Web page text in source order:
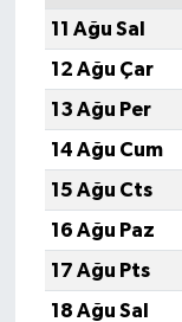
11 Ağu Sal
12 Ağu Çar
13 Ağu Per
14 Ağu Cum
15 Ağu Cts
16 Ağu Paz
17 Ağu Pts
18 Ağu Sal